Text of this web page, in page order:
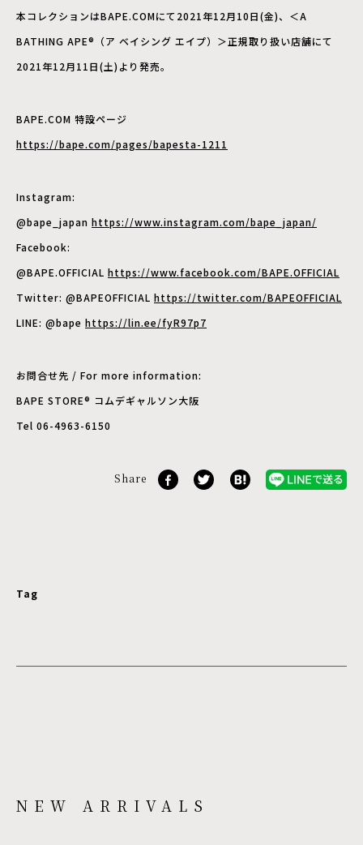
本コレクションはBAPE.COMにて2021年12月10日(金)、＜A
BATHING APE®（ア ベイシング エイプ）＞正規取り扱い店舗にて
2021年12月11日(土)より発売。
BAPE.COM 特設ページ
https://bape.com/pages/bapesta-1211
Instagram:
@bape_japan https://www.instagram.com/bape_japan/
Facebook:
@BAPE.OFFICIAL https://www.facebook.com/BAPE.OFFICIAL
Twitter: @BAPEOFFICIAL https://twitter.com/BAPEOFFICIAL
LINE: @bape https://lin.ee/fyR97p7
お問合せ先 / For more information:
BAPE STORE® コムデギャルソン大阪
Tel 06-4963-6150
Share
Tag
NEW ARRIVALS